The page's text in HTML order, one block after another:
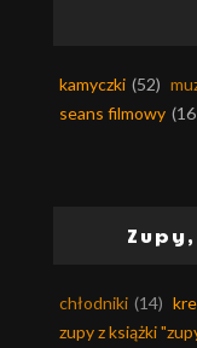
kamyczki (52)
seans filmowy
chłodniki (14)
zupy z książki